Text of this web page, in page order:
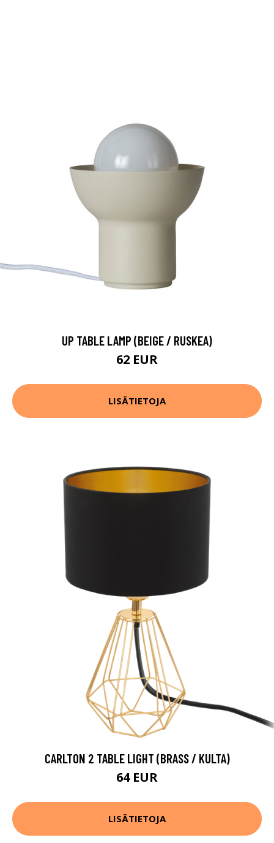
UP TABLE LAMP (BEIGE / RUSKEA)
62 EUR
LISÄTIETOJA
CARLTON 2 TABLE LIGHT (BRASS / KULTA)
64 EUR
LISÄTIETOJA